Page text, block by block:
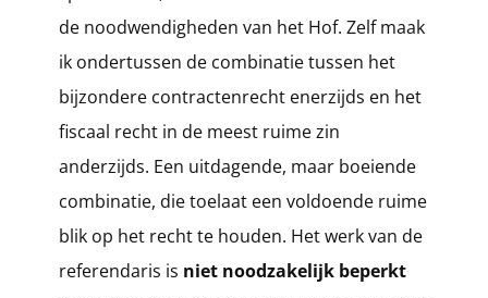
de noodwendigheden van het Hof. Zelf maak
ik ondertussen de combinatie tussen het
bijzondere contractenrecht enerzijds en het
fiscaal recht in de meest ruime zin
anderzijds. Een uitdagende, maar boeiende
combinatie, die toelaat een voldoende ruime
blik op het recht te houden. Het werk van de
referendaris is niet noodzakelijk beperkt